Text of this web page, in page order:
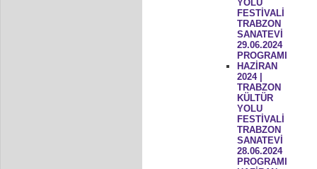
YOLU
FESTİVALİ
TRABZON
SANATEVİ
29.06.2024
PROGRAMI
HAZİRAN
2024 |
TRABZON
KÜLTÜR
YOLU
FESTİVALİ
TRABZON
SANATEVİ
28.06.2024
PROGRAMI